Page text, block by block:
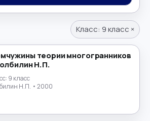
→
→
→
Класс: 9 класс ×
теории многогранников
Н.П.
9 класс
Н.П. • 2000